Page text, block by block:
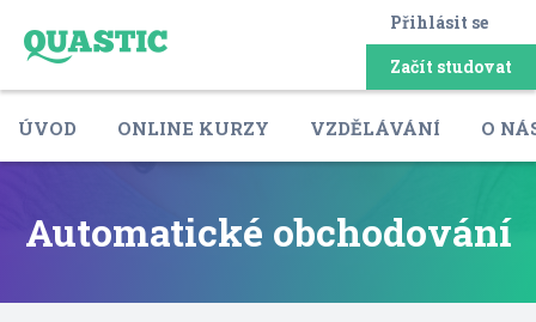
Přihlásit se
Začít studovat
ÚVOD ONLINE KURZY VZDĚLÁVÁNÍ O
Automatické obchodování